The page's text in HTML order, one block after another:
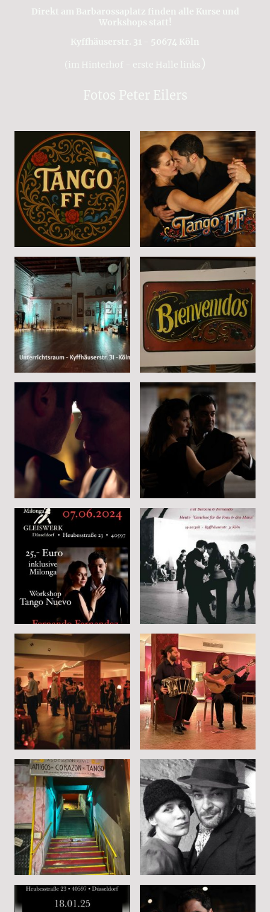
Direkt am Barbarossaplatz finden alle Kurse und
Workshops statt!
Kyffhäuserstr. 31 - 50674 Köln
(im Hinterhof - erste Halle links)
Fotos Peter Eilers